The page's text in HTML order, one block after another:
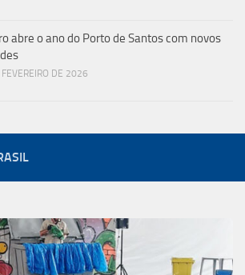
abre o ano do Porto de Santos com novos
DE 2026